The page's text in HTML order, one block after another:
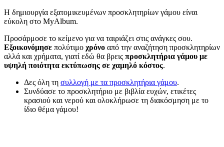
Η δημιουργία εξατομικευμένων προσκλητηρίων γάμου είναι
εύκολη στο MyAlbum.
Προσάρμοσε το κείμενο για να ταιριάζει στις ανάγκες σου.
Εξοικονόμησε πολύτιμο χρόνο από την αναζήτηση προσκλητηρίων
αλλά και χρήματα, γιατί εδώ θα βρεις προσκλητήρια γάμου με
υψηλή ποιότητα εκτύπωσης σε χαμηλό κόστος.
Δες όλη τη συλλογή με τα προσκλητήρια γάμου.
Συνδύασε το προσκλητήριο με βιβλία ευχών, ετικέτες
κρασιού και νερού και ολοκλήρωσε τη διακόσμηση με το
ίδιο θέμα γάμου!